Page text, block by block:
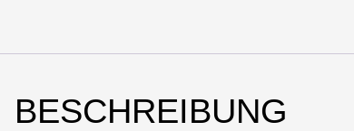
BESCHREIBUNG